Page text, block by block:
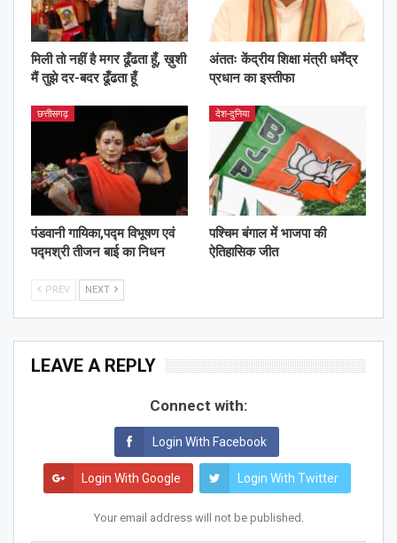
मिली तो नहीं है मगर ढूँढता हूँ, ख़ुशी
मैं तुझे दर-बदर ढूँढता हूँ
अंततः केंद्रीय शिक्षा मंत्री धर्मेंद्र
प्रधान का इस्तीफा
छत्तीसगढ़
पंडवानी गायिका,पद्म विभूषण एवं
पद्मश्री तीजन बाई का निधन
देश-दुनिया
पश्चिम बंगाल में भाजपा की
ऐतिहासिक जीत
PREV NEXT
LEAVE A REPLY
Connect with:
Login With Facebook
Login With Google Login With Twitter
Your email address will not be published.